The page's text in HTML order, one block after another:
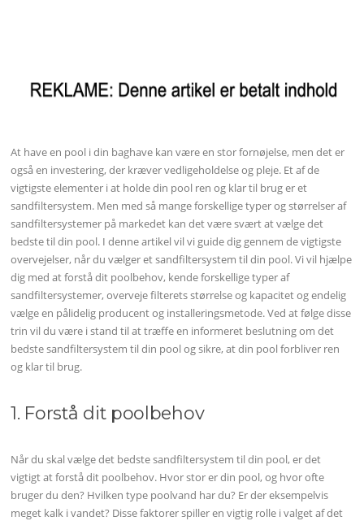
At have en pool i din baghave kan være en stor fornøjelse, men det er
også en investering, der kræver vedligeholdelse og pleje. Et af de
vigtigste elementer i at holde din pool ren og klar til brug er et
sandfiltersystem. Men med så mange forskellige typer og størrelser af
sandfiltersystemer på markedet kan det være svært at vælge det
bedste til din pool. I denne artikel vil vi guide dig gennem de vigtigste
overvejelser, når du vælger et sandfiltersystem til din pool. Vi vil hjælpe
dig med at forstå dit poolbehov, kende forskellige typer af
sandfiltersystemer, overveje filterets størrelse og kapacitet og endelig
vælge en pålidelig producent og installeringsmetode. Ved at følge disse
trin vil du være i stand til at træffe en informeret beslutning om det
bedste sandfiltersystem til din pool og sikre, at din pool forbliver ren
og klar til brug.
1. Forstå dit poolbehov
Når du skal vælge det bedste sandfiltersystem til din pool, er det
vigtigt at forstå dit poolbehov. Hvor stor er din pool, og hvor ofte
bruger du den? Hvilken type poolvand har du? Er der eksempelvis
meget kalk i vandet? Disse faktorer spiller en vigtig rolle i valget af det